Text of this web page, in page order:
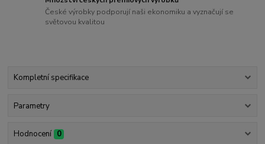
České výrobky podporují naši ekonomiku a vyznačují se
světovou kvalitou
Kompletní specifikace
Parametry
Hodnocení 0